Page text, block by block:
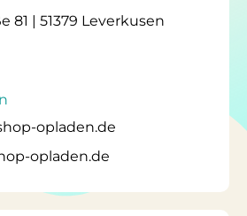
81 | 51379 Leverkusen
opladen.de
opladen.de